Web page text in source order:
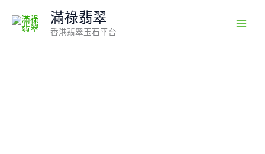
content
滿祿翡翠
香港翡翠玉石平台